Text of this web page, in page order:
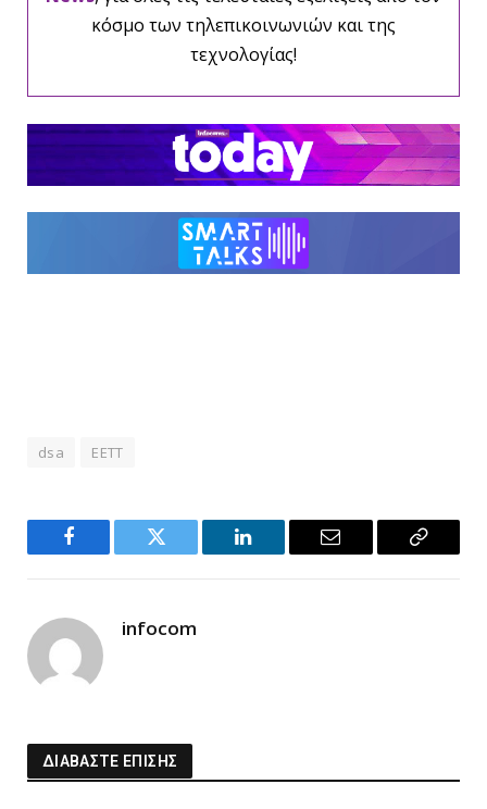
κόσμο των τηλεπικοινωνιών και της
τεχνολογίας!
dsa ΕΕΤΤ
Facebook Twitter LinkedIn Email
Copy
infocom
ΔΙΑΒΑΣΤΕ ΕΠΙΣΗΣ